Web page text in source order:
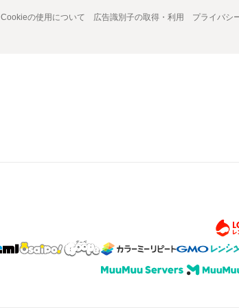
Cookieの使用について 広告識別子の取得・利用 プライバシ